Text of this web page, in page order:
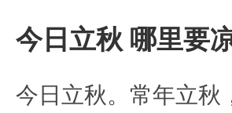
今日立秋 哪里要
今日立秋。常年立秋